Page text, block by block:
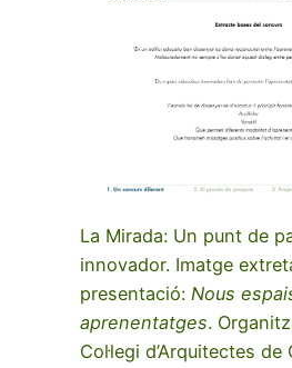
La Mirada: Un punt de
innovador. Imatge
presentació: Nous
aprenentatges.
Col·legi d’Arquitectes